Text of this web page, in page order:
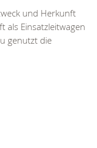
und Herkunft
als Einsatzleitwagen
genutzt die